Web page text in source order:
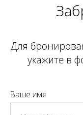
Для
укажите в
Ваше имя